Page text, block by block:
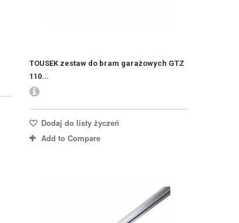
TOUSEK zestaw do bram garażowych GTZ
110...
Dodaj do listy życzeń
Add to Compare